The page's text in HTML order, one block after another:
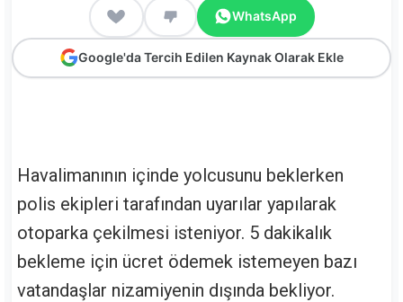
WhatsApp
Google'da Tercih Edilen Kaynak Olarak Ekle
Havalimanının içinde yolcusunu beklerken
polis ekipleri tarafından uyarılar yapılarak
otoparka çekilmesi isteniyor. 5 dakikalık
bekleme için ücret ödemek istemeyen bazı
vatandaşlar nizamiyenin dışında bekliyor.